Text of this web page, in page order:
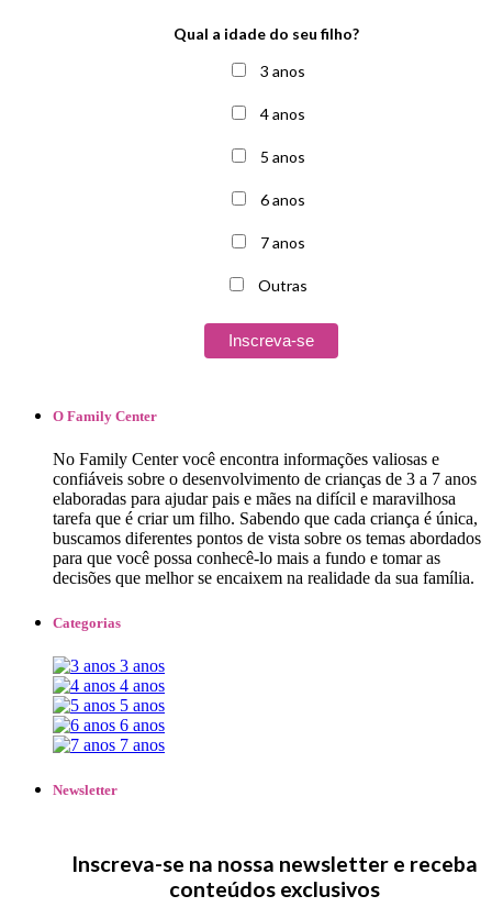
Qual a idade do seu filho?
3 anos
4 anos
5 anos
6 anos
7 anos
Outras
O Family Center
No ​​​​Family Center ​você encontra informações valiosas e
confiáveis sobre o desenvolvimento de crianças de 3 a 7 anos
elaboradas para ajudar pais e mães na difícil e maravilhosa
tarefa que é criar um filho.​ ​Sabe​ndo ​que cada criança ​é única,
buscamos diferentes pontos de vista sobre ​os temas abordados
para que você possa conhecê-lo mais a fundo e tomar as
decisões que melhor se encaixem ​na realidade da sua família.
Categorias
3 anos
4 anos
5 anos
6 anos
7 anos
Newsletter
Inscreva-se na nossa newsletter e receba
conteúdos exclusivos